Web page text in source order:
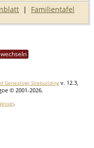
| Familientafel
Genealogy Sitebuilding v. 12.3,
© 2001-2026.
.